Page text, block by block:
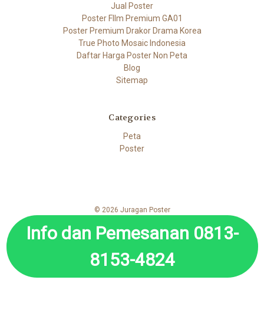
Jual Poster
Poster FIlm Premium GA01
Poster Premium Drakor Drama Korea
True Photo Mosaic Indonesia
Daftar Harga Poster Non Peta
Blog
Sitemap
Categories
Peta
Poster
© 2026 Juragan Poster
Info dan Pemesanan 0813-
8153-4824